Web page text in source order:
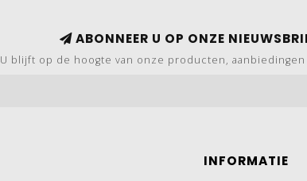
ABONNEER U OP ONZE
U blijft op de hoogte van onze producten,
INFORMATIE